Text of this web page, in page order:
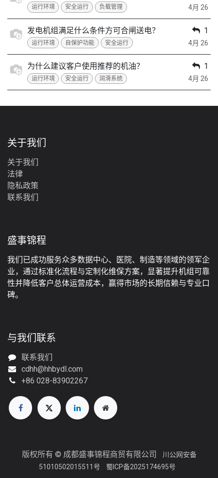
运行环境 安全运行 负载管理 4月 26
发电机组满足什么条件方可合闸送电？
运行环境 自保护功能 安全运行
1
4月 26
为什么建议客户使用推荐的机油？
运行环境 安全运行 润滑系统
1
4月 26
关于我们
关于我们
法律
‎隐私政策‎
联系我们
盛事锦程
我们已成功服务众多数据中心、医院、制造等领域的领军企
业，通过标准化流程与定制化维保方案，显著提升机组可靠
性并降低客户总体运营成本，赢得市场的长期信赖与专业口
碑。
与我们联系
联系我们
cdhh@hhbydl.com
+86 028-83902267
版权所有 © 成都盛事锦程商贸有限公司
川公网安备
51010502015511号
蜀ICP备2025174695号